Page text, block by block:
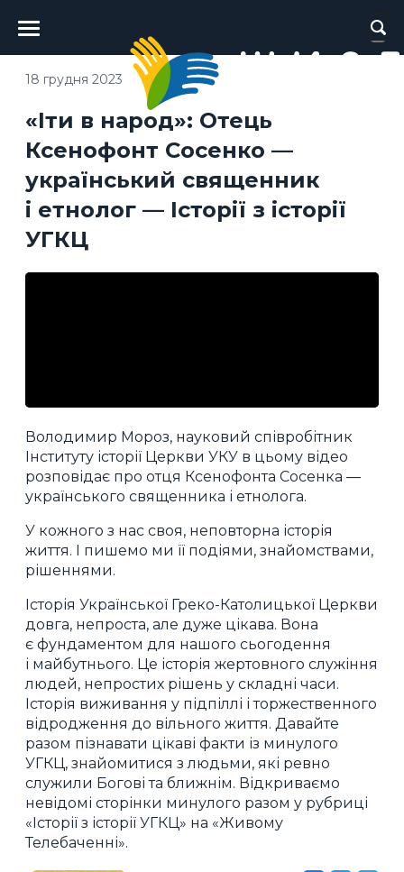
Головне
меню
«Іти в народ»: Отець
Ксенофонт Сосенко —
український священник
і етнолог — Історії з історії
УГКЦ
18 грудня 2023
Володимир Мороз, науковий співробітник
Інституту історії Церкви УКУ в цьому відео
розповідає про отця Ксенофонта Сосенка —
українського священника і етнолога.
У кожного з нас своя, неповторна історія
життя. І пишемо ми її подіями, знайомствами,
рішеннями.
Історія Української Греко-Католицької Церкви
довга, непроста, але дуже цікава. Вона
є фундаментом для нашого сьогодення
і майбутнього. Це історія жертовного служіння
людей, непростих рішень у складні часи.
Історія виживання у підпіллі і торжественного
відродження до вільного життя. Давайте
разом пізнавати цікаві факти із минулого
УГКЦ, знайомитися з людьми, які ревно
служили Богові та ближнім. Відкриваємо
невідомі сторінки минулого разом у рубриці
«Історії з історії УГКЦ» на «Живому
Телебаченні».